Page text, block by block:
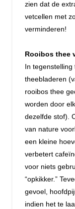
zien dat de
vetcellen met
verminderen!
Rooibos thee
In
theebladeren
rooibos thee
worden door
dezelfde stof).
van nature
een kleine
verbetert
voor niets
“opkikker.”
gevoel,
indien het te